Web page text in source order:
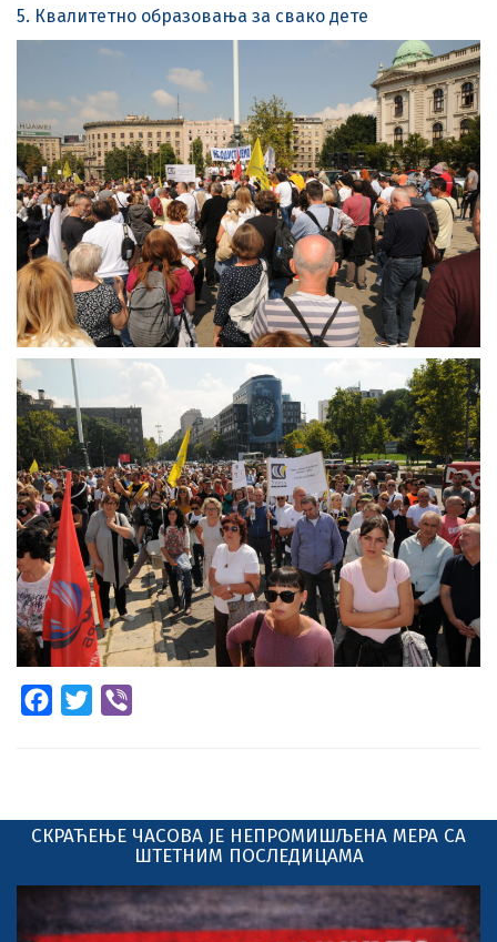
5. Квалитетно образовања за свако дете
Facebook
Twitter
СКРАЋЕЊЕ ЧАСОВА ЈЕ НЕПРОМИШЉЕНА МЕРА СА
ШТЕТНИМ ПОСЛЕДИЦАМА